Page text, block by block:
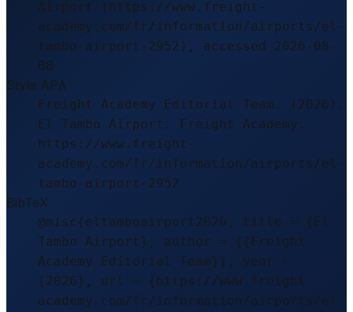
Airport (https://www.freight-
academy.com/fr/information/airports/el-
tambo-airport-2952), accessed 2026-08-
08
Style APA
Freight Academy Editorial Team. (2026).
El Tambo Airport. Freight Academy.
https://www.freight-
academy.com/fr/information/airports/el-
tambo-airport-2952
BibTeX
@misc{eltamboairport2026, title = {El
Tambo Airport}, author = {{Freight
Academy Editorial Team}}, year =
{2026}, url = {https://www.freight-
academy.com/fr/information/airports/el-